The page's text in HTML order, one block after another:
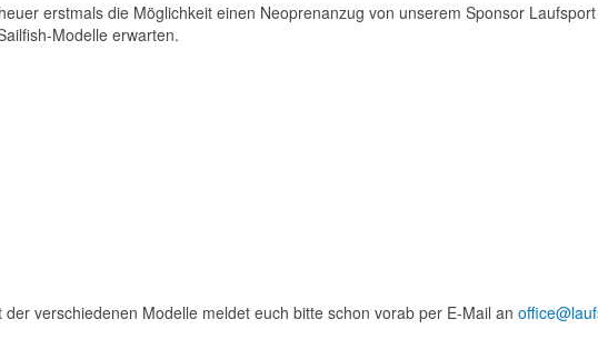
erstmals die Möglichkeit einen Neoprenanzug von unserem Sponsor
Modelle erwarten.
verschiedenen Modelle meldet euch bitte schon vorab per E-Mail an